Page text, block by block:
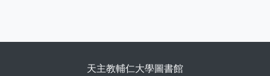
天主教輔仁大學圖書館